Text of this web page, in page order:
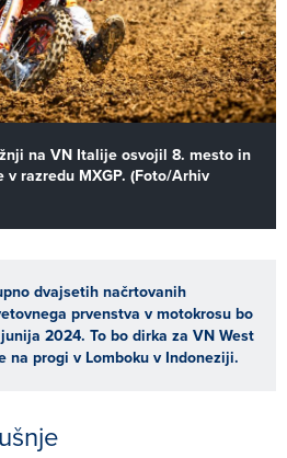
na VN Italije osvojil 8. mesto in
razredu MXGP. (Foto/Arhiv
dvajsetih načrtovanih
prvenstva v motokrosu bo
2024. To bo dirka za VN West
na progi v Lomboku v Indoneziji.